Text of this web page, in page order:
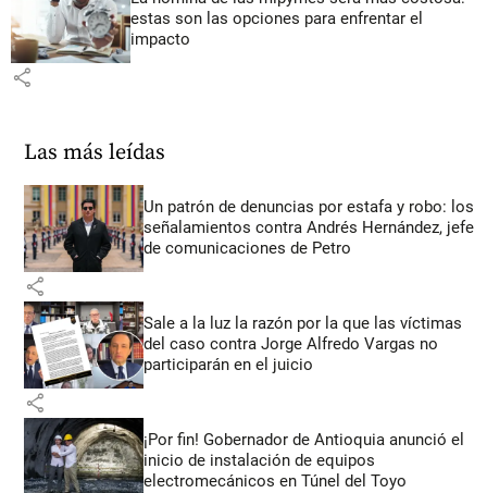
estas son las opciones para enfrentar el
impacto
share
Las más leídas
Un patrón de denuncias por estafa y robo: los
señalamientos contra Andrés Hernández, jefe
de comunicaciones de Petro
share
Sale a la luz la razón por la que las víctimas
del caso contra Jorge Alfredo Vargas no
participarán en el juicio
share
¡Por fin! Gobernador de Antioquia anunció el
inicio de instalación de equipos
electromecánicos en Túnel del Toyo